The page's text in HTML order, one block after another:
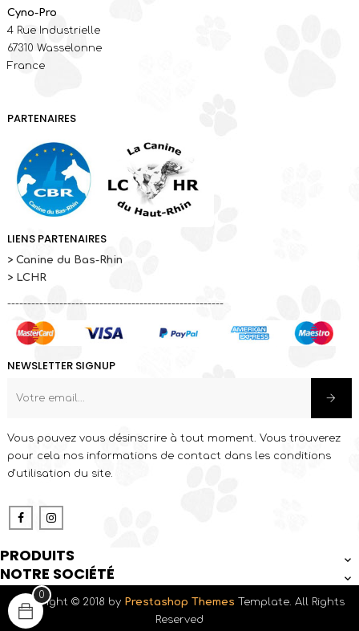
Cyno-Pro
4 Rue Industrielle
67310 Wasselonne
France
PARTENAIRES
LIENS PARTENAIRES
> Canine du Bas-Rhin
> LCHR
------------------------------------------------------
NEWSLETTER SIGNUP
Vous pouvez vous désinscrire à tout moment. Vous trouverez
pour cela nos informations de contact dans les conditions
d'utilisation du site.
Facebook
PRODUITS 
NOTRE SOCIÉTÉ 
Copyright © 2018 by Prestashop Themes Template. All Rights
Reserved
0